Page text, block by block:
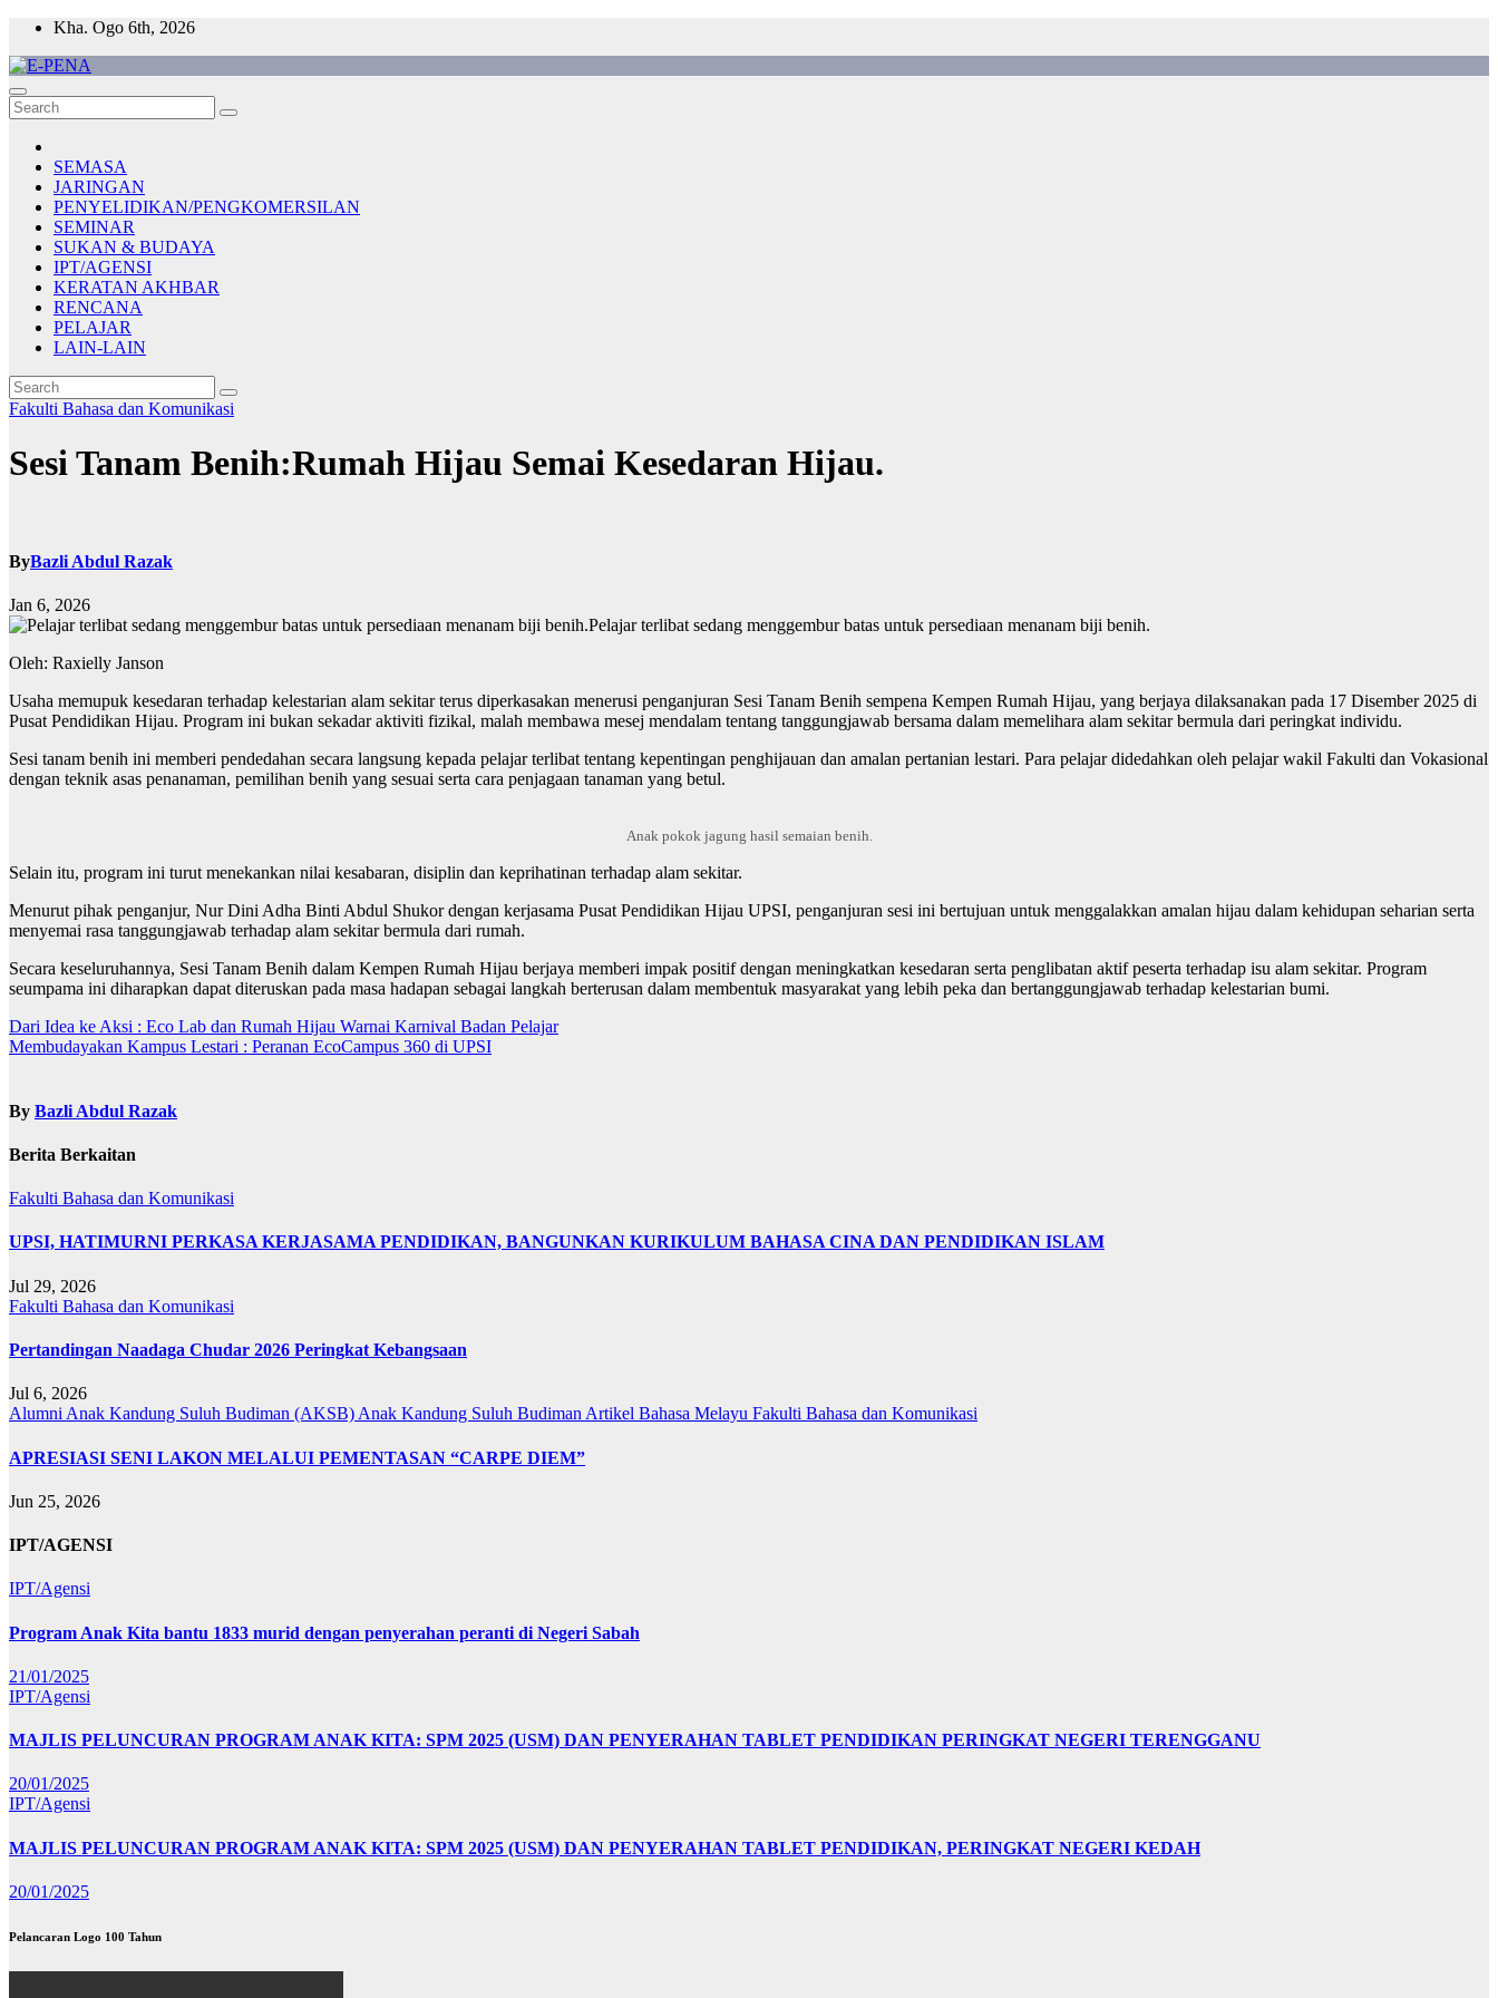
Skip
content
Kha. Ogo 6th, 2026
E-PENA
Berita Digital Terkini
SEMASA
JARINGAN
PENYELIDIKAN/PENGKOMERSILAN
SEMINAR
SUKAN & BUDAYA
IPT/AGENSI
KERATAN AKHBAR
RENCANA
PELAJAR
LAIN-LAIN
Fakulti Bahasa dan Komunikasi
Sesi Tanam Benih:Rumah Hijau Semai Kesedaran Hijau.
ByBazli Abdul Razak
Jan 6, 2026
Pelajar terlibat sedang menggembur batas untuk persediaan menanam biji benih.
Oleh: Raxielly Janson
Usaha memupuk kesedaran terhadap kelestarian alam sekitar terus diperkasakan menerusi penganjuran Sesi Tanam Benih sempena Kempen Rumah Hijau, yang berjaya dilaksanakan pada 17 Disember 2025 di
Pusat Pendidikan Hijau. Program ini bukan sekadar aktiviti fizikal, malah membawa mesej mendalam tentang tanggungjawab bersama dalam memelihara alam sekitar bermula dari peringkat individu.
Sesi tanam benih ini memberi pendedahan secara langsung kepada pelajar terlibat tentang kepentingan penghijauan dan amalan pertanian lestari. Para pelajar didedahkan oleh pelajar wakil Fakulti dan Vokasional
dengan teknik asas penanaman, pemilihan benih yang sesuai serta cara penjagaan tanaman yang betul.
Anak pokok jagung hasil semaian benih.
Selain itu, program ini turut menekankan nilai kesabaran, disiplin dan keprihatinan terhadap alam sekitar.
Menurut pihak penganjur, Nur Dini Adha Binti Abdul Shukor dengan kerjasama Pusat Pendidikan Hijau UPSI, penganjuran sesi ini bertujuan untuk menggalakkan amalan hijau dalam kehidupan seharian serta
menyemai rasa tanggungjawab terhadap alam sekitar bermula dari rumah.
Secara keseluruhannya, Sesi Tanam Benih dalam Kempen Rumah Hijau berjaya memberi impak positif dengan meningkatkan kesedaran serta penglibatan aktif peserta terhadap isu alam sekitar. Program
seumpama ini diharapkan dapat diteruskan pada masa hadapan sebagai langkah berterusan dalam membentuk masyarakat yang lebih peka dan bertanggungjawab terhadap kelestarian bumi.
Navigasi
Dari Idea ke Aksi : Eco Lab dan Rumah Hijau Warnai Karnival Badan Pelajar
Membudayakan Kampus Lestari : Peranan EcoCampus 360 di UPSI
By Bazli Abdul Razak
Berita Berkaitan
Fakulti Bahasa dan Komunikasi
UPSI, HATIMURNI PERKASA KERJASAMA PENDIDIKAN, BANGUNKAN KURIKULUM BAHASA CINA DAN PENDIDIKAN ISLAM
Jul 29, 2026
Fakulti Bahasa dan Komunikasi
Pertandingan Naadaga Chudar 2026 Peringkat Kebangsaan
Jul 6, 2026
Alumni Anak Kandung Suluh Budiman (AKSB) Anak Kandung Suluh Budiman Artikel Bahasa Melayu Fakulti Bahasa dan Komunikasi
APRESIASI SENI LAKON MELALUI PEMENTASAN “CARPE DIEM”
Jun 25, 2026
IPT/AGENSI
IPT/Agensi
Program Anak Kita bantu 1833 murid dengan penyerahan peranti di Negeri Sabah
21/01/2025
IPT/Agensi
MAJLIS PELUNCURAN PROGRAM ANAK KITA: SPM 2025 (USM) DAN PENYERAHAN TABLET PENDIDIKAN PERINGKAT NEGERI TERENGGANU
20/01/2025
IPT/Agensi
MAJLIS PELUNCURAN PROGRAM ANAK KITA: SPM 2025 (USM) DAN PENYERAHAN TABLET PENDIDIKAN, PERINGKAT NEGERI KEDAH
20/01/2025
Pelancaran Logo 100 Tahun